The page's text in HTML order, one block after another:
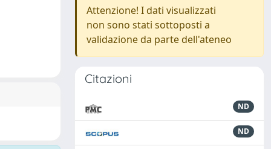
Attenzione! I dati visualizzati
non sono stati sottoposti a
validazione da parte dell'ateneo
Citazioni
ND
ND